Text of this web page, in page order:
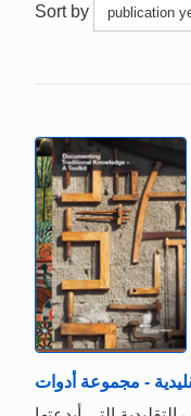
Sort by
- مجموعة أدوات